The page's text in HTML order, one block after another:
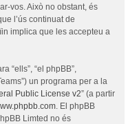
vos. Això no obstant, és
l’ús continuat de
implica que les accepteu a
“ells”, “el phpBB”,
un programa per a la
Public License v2” (a partir
. El phpBB
Limted no és